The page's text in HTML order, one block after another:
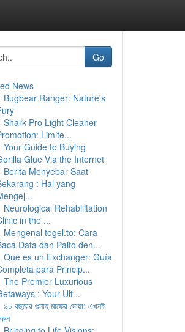
Go
News
Bugbear Ranger: Nature's
Shark Pro Light Cleaner
Limite...
Your Guide to Buying
Glue Via the Internet
Berita Menyebar Saat
: Hal yang
Neurological Rehabilitation
in the ...
Mengenal togel.to: Cara
Data dan Paito den...
Qué es un Exchanger: Guía
para Princip...
The Premier Luxurious
: Your Ult...
৯০ বছরের গুনাহ মাফের দোয়া: এখনই